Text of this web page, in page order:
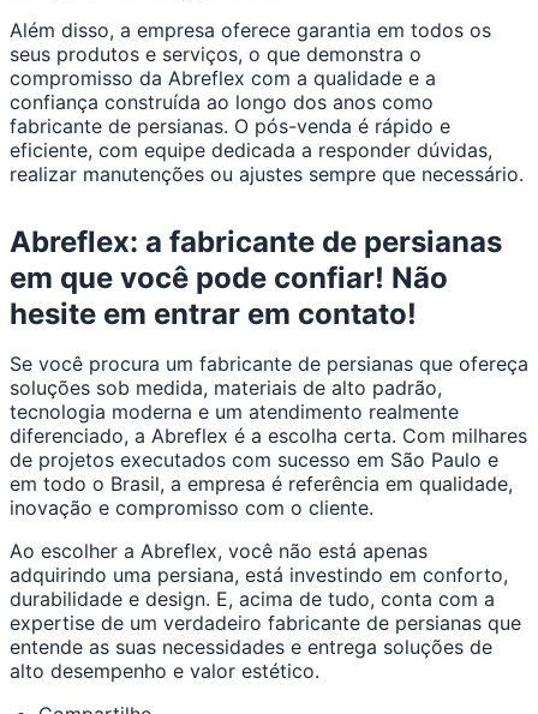
Além disso, a empresa oferece garantia em todos os
seus produtos e serviços, o que demonstra o
compromisso da Abreflex com a qualidade e a
confiança construída ao longo dos anos como
fabricante de persianas. O pós-venda é rápido e
eficiente, com equipe dedicada a responder dúvidas,
realizar manutenções ou ajustes sempre que necessário.
Abreflex: a fabricante de persianas
em que você pode confiar! Não
hesite em entrar em contato!
Se você procura um fabricante de persianas que ofereça
soluções sob medida, materiais de alto padrão,
tecnologia moderna e um atendimento realmente
diferenciado, a Abreflex é a escolha certa. Com milhares
de projetos executados com sucesso em São Paulo e
em todo o Brasil, a empresa é referência em qualidade,
inovação e compromisso com o cliente.
Ao escolher a Abreflex, você não está apenas
adquirindo uma persiana, está investindo em conforto,
durabilidade e design. E, acima de tudo, conta com a
expertise de um verdadeiro fabricante de persianas que
entende as suas necessidades e entrega soluções de
alto desempenho e valor estético.